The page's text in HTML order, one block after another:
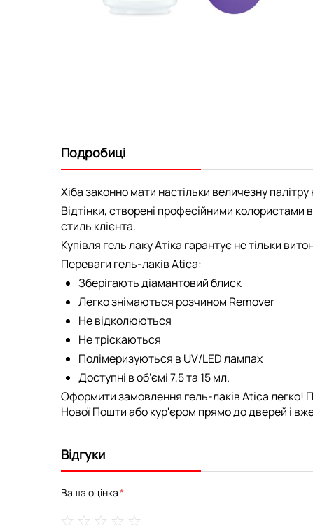
Подробиці
Хіба законно мати настільки величезну
Відтінки, створені професійними колористами
стиль клієнта.
Купівля гель лаку Атіка гарантує не тільки
Переваги гель-лаків Atica:
Зберігають діамантовий блиск
Легко знімаються розчином Remover
Не відколюються
Не тріскаються
Полімеризуються в UV/LED лампах
Доступні в об’ємі 7,5 та 15 мл.
Оформити замовлення гель-лаків Atica легко!
Нової Пошти або кур'єром прямо до дверей і вже
Відгуки
Ваша оцінка